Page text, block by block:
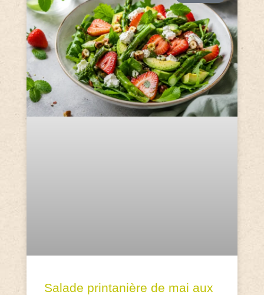
Salade printanière de mai aux